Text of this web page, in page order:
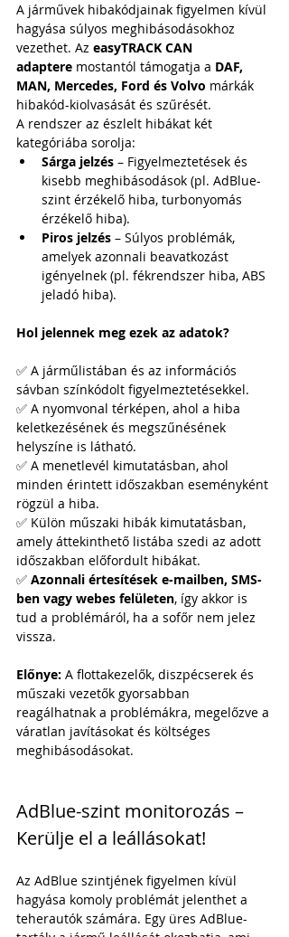
A járművek hibakódjainak figyelmen kívül
hagyása súlyos meghibásodásokhoz
vezethet. Az easyTRACK CAN
adaptere mostantól támogatja a DAF,
MAN, Mercedes, Ford és Volvo márkák
hibakód-kiolvasását és szűrését.
A rendszer az észlelt hibákat két
kategóriába sorolja:
Sárga jelzés – Figyelmeztetések és
kisebb meghibásodások (pl. AdBlue-
szint érzékelő hiba, turbonyomás
érzékelő hiba).
Piros jelzés – Súlyos problémák,
amelyek azonnali beavatkozást
igényelnek (pl. fékrendszer hiba, ABS
jeladó hiba).
Hol jelennek meg ezek az adatok?
✅ A járműlistában és az információs
sávban színkódolt figyelmeztetésekkel.
✅ A nyomvonal térképen, ahol a hiba
keletkezésének és megszűnésének
helyszíne is látható.
✅ A menetlevél kimutatásban, ahol
minden érintett időszakban eseményként
rögzül a hiba.
✅ Külön műszaki hibák kimutatásban,
amely áttekinthető listába szedi az adott
időszakban előfordult hibákat.
✅ Azonnali értesítések e-mailben, SMS-
ben vagy webes felületen, így akkor is
tud a problémáról, ha a sofőr nem jelez
vissza.
Előnye: A flottakezelők, diszpécserek és
műszaki vezetők gyorsabban
reagálhatnak a problémákra, megelőzve a
váratlan javításokat és költséges
meghibásodásokat.
AdBlue-szint monitorozás –
Kerülje el a leállásokat!
Az AdBlue szintjének figyelmen kívül
hagyása komoly problémát jelenthet a
teherautók számára. Egy üres AdBlue-